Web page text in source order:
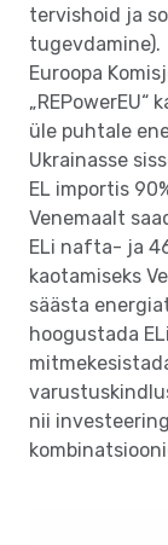
tervishoid ja
tugevdamine).
Euroopa
„REPowerEU“
üle puhtale
Ukrainasse
EL importis
Venemaalt
ELi nafta- ja
kaotamiseks
säästa
hoogustada
nii